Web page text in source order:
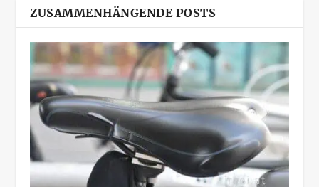
ZUSAMMENHÄNGENDE POSTS